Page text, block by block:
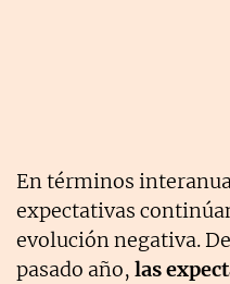
En términos
expectativas
evolución negativa.
pasado año, las